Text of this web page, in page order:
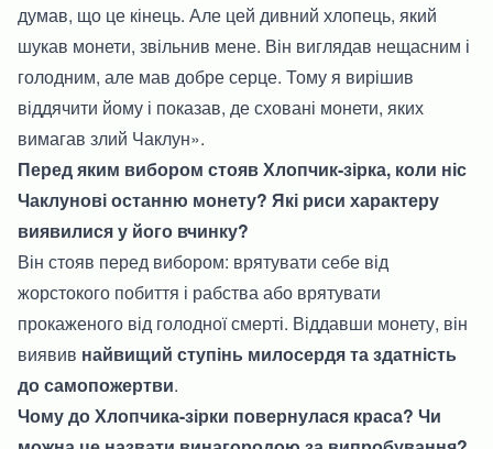
думав, що це кінець. Але цей дивний хлопець, який
шукав монети, звільнив мене. Він виглядав нещасним і
голодним, але мав добре серце. Тому я вирішив
віддячити йому і показав, де сховані монети, яких
вимагав злий Чаклун».
Перед яким вибором стояв Хлопчик-зірка, коли ніс
Чаклунові останню монету? Які риси характеру
виявилися у його вчинку?
Він стояв перед вибором: врятувати себе від
жорстокого побиття і рабства або врятувати
прокаженого від голодної смерті. Віддавши монету, він
виявив найвищий ступінь милосердя та здатність
до самопожертви.
Чому до Хлопчика-зірки повернулася краса? Чи